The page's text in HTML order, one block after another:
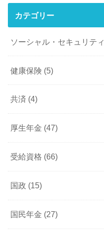
カテゴリー
ソーシャル・セキュリティ
健康保険 (5)
共済 (4)
厚生年金 (47)
受給資格 (66)
国政 (15)
国民年金 (27)